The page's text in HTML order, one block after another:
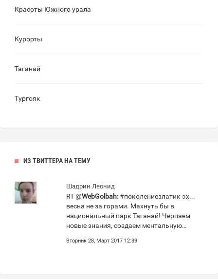
Красоты Южного урала
Курорты
Таганай
Тургояк
ИЗ ТВИТТЕРА НА ТЕМУ
Шадрин Леонид
RT @WebGolbah:#поколениезлатик эх...
весна не за горами. Махнуть бы в
национальный парк Таганай! Черпаем
новые знания, создаем ментальную…
Вторник 28, Март 2017 12:39